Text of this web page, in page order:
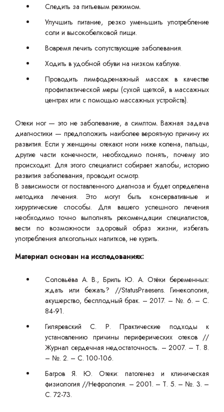
Следить за питьевым режимом.
Улучшить питание, резко уменьшить употребление
соли и высокобелковой пищи.
Вовремя лечить сопутствующие заболевания.
Ходить в удобной обуви на низком каблуке.
Проводить лимфодренажный массаж в качестве
профилактической меры (сухой щеткой, в массажных
центрах или с помощью массажных устройств).
Отеки ног — это не заболевание, а симптом. Важная задача
диагностики — предположить наиболее вероятную причину их
развития. Если у женщины отекают ноги ниже колена, пальцы,
другие части конечности, необходимо понять, почему это
происходит. Для этого специалист собирает жалобы, историю
развития заболевания, проводит осмотр.
В зависимости от поставленного диагноза и будет определена
методика лечения. Это могут быть консервативные и
хирургические способы. Для вашего успешного лечения
необходимо точно выполнять рекомендации специалистов,
вести по возможности здоровый образ жизни, избегать
употребления алкогольных напитков, не курить.
Материал основан на исследованиях:
Соловьёва А. В., Бриль Ю. А. Отёки беременных:
ждать или бежать? //StatusPraesens. Гинекология,
акушерство, бесплодный брак. – 2017. – №. 6. – С.
84-91.
Гиляревский С. Р. Практические подходы к
установлению причины периферических отеков //
Журнал сердечная недостаточность. – 2007. – Т. 8.
– №. 2. – С. 100-106.
Багров Я. Ю. Отеки: патогенез и клиническая
физиология //Нефрология. – 2001. – Т. 5. – №. 3. –
С. 72-73.